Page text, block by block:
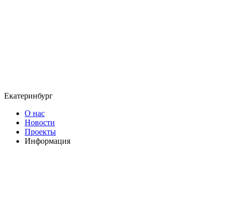
Екатеринбург
О нас
Новости
Проекты
Информация